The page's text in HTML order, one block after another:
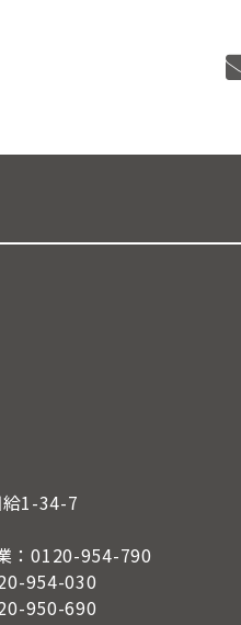
1-34-7
：0120-954-790
954-030
950-690